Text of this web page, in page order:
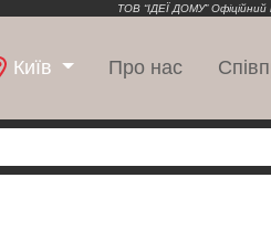
ТОВ “ІДЕЇ ДОМУ” Офіційний
Київ Про нас